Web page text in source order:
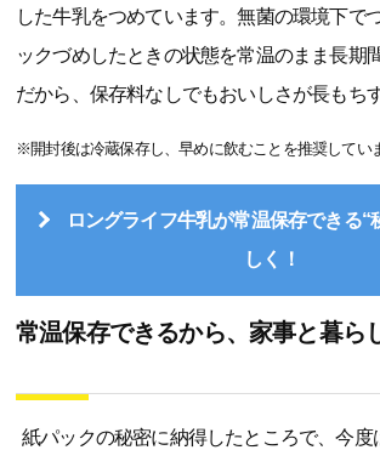
した牛乳をつめています。無菌の環境下で
ックづめしたときの状態を常温のまま長期
だから、保存料なしでもおいしさが長もち
※開封後は冷蔵保存し、早めに飲むことを推奨してい
ロングライフ牛乳が常温保存できる“
しく！
常温保存できるから、家事と暮ら
紙パックの秘密に納得したところで、今度